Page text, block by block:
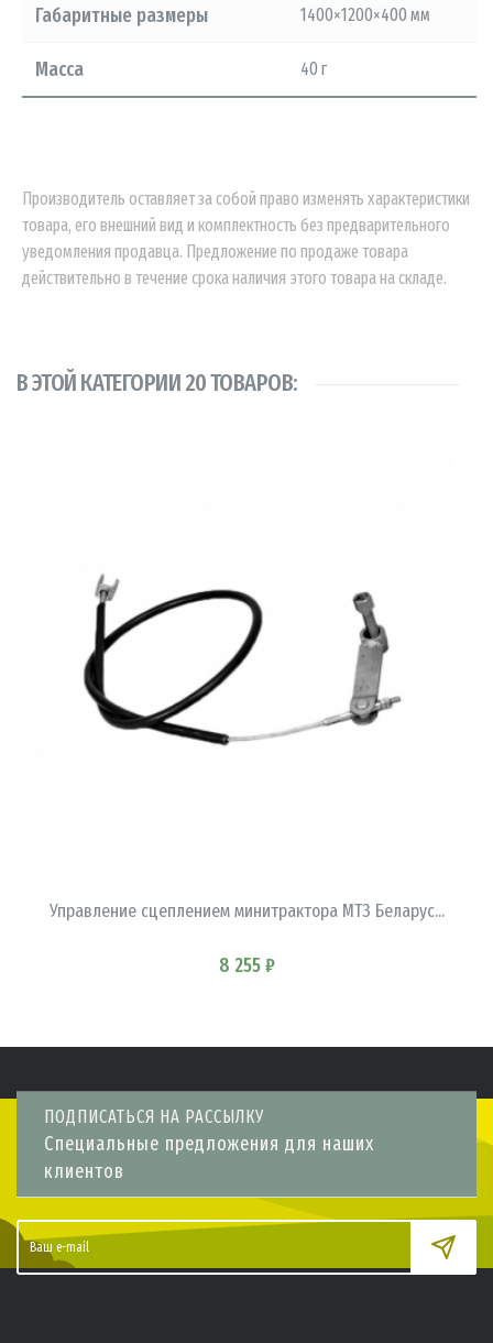
Габаритные размеры 1400×1200×400 мм
Масса 40 г
Производитель оставляет за собой право изменять характеристики
товара, его внешний вид и комплектность без предварительного
уведомления продавца. Предложение по продаже товара
действительно в течение срока наличия этого товара на складе.
В ЭТОЙ КАТЕГОРИИ 20 ТОВАРОВ:
Управление сцеплением минитрактора МТЗ Беларус...
8 255 ₽
ПОДПИСАТЬСЯ НА РАССЫЛКУ
Специальные предложения для наших
клиентов